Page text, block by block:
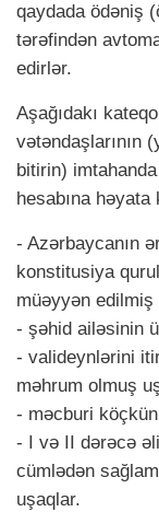
qaydada ödəniş
tərəfindən
edirlər.
Aşağıdakı
vətəndaşlarının
bitirin)
hesabına
- Azərbaycanın
konstitusiya
müəyyən edilmiş
- şəhid ailəsinin
- valideynlərini
məhrum olmuş
- məcburi
- I və II dərəcə
cümlədən
uşaqlar.